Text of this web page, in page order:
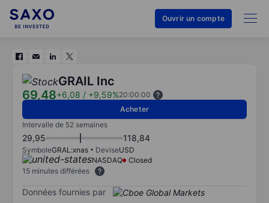
Ouvrir un compte
GRAIL Inc
69,48+6,08 / +9,59%20:00:00
Acheter
Intervalle de 52 semaines
29,95 118,84
SymboleGRAL:xnas DeviseUSD
NASDAQ
Closed
15 minutes différées
Données fournies par